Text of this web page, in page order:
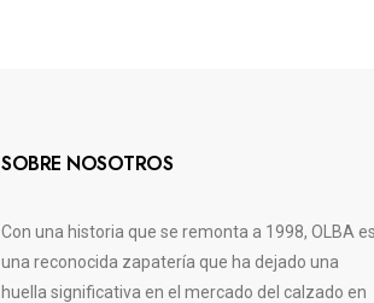
SOBRE NOSOTROS
Con una historia que se remonta a 1998, OLBA es
una reconocida zapatería que ha dejado una
huella significativa en el mercado del calzado en